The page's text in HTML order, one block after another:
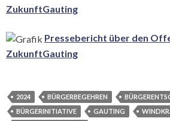
ZukunftGauting
Pressebericht über den
ZukunftGauting
2024 BÜRGERBEGEHREN
BÜRGERINITIATIVE
GAUTING